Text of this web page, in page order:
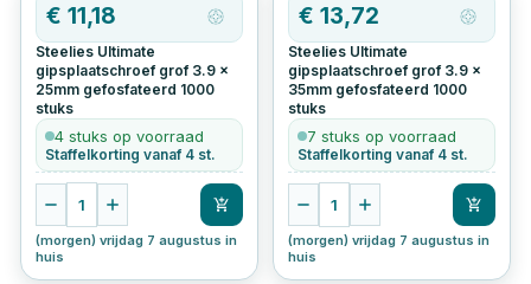
€11,18
Steelies Ultimate
gipsplaatschroef grof 3.9 x
25mm gefosfateerd 1000
stuks
4 stuks op voorraad
Staffelkorting vanaf 4 st.
1
(morgen) vrijdag 7 augustus in
huis
€ 13,72
Steelies Ultimate
gipsplaatschroef grof 3.9 x
35mm gefosfateerd 1000
stuks
7 stuks op voorraad
Staffelkorting vanaf 4 st.
1
(morgen) vrijdag 7 augustus in
huis